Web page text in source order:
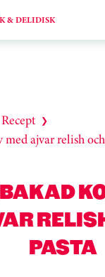
& DELIDISK
Recept ❯
ajvar relish
PASTA